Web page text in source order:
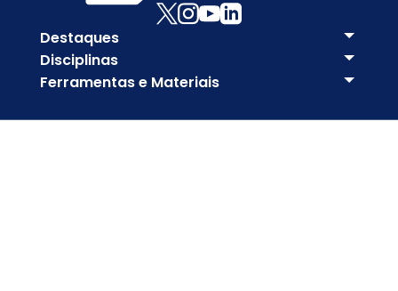
Destaques
Disciplinas
Ferramentas e Materiais